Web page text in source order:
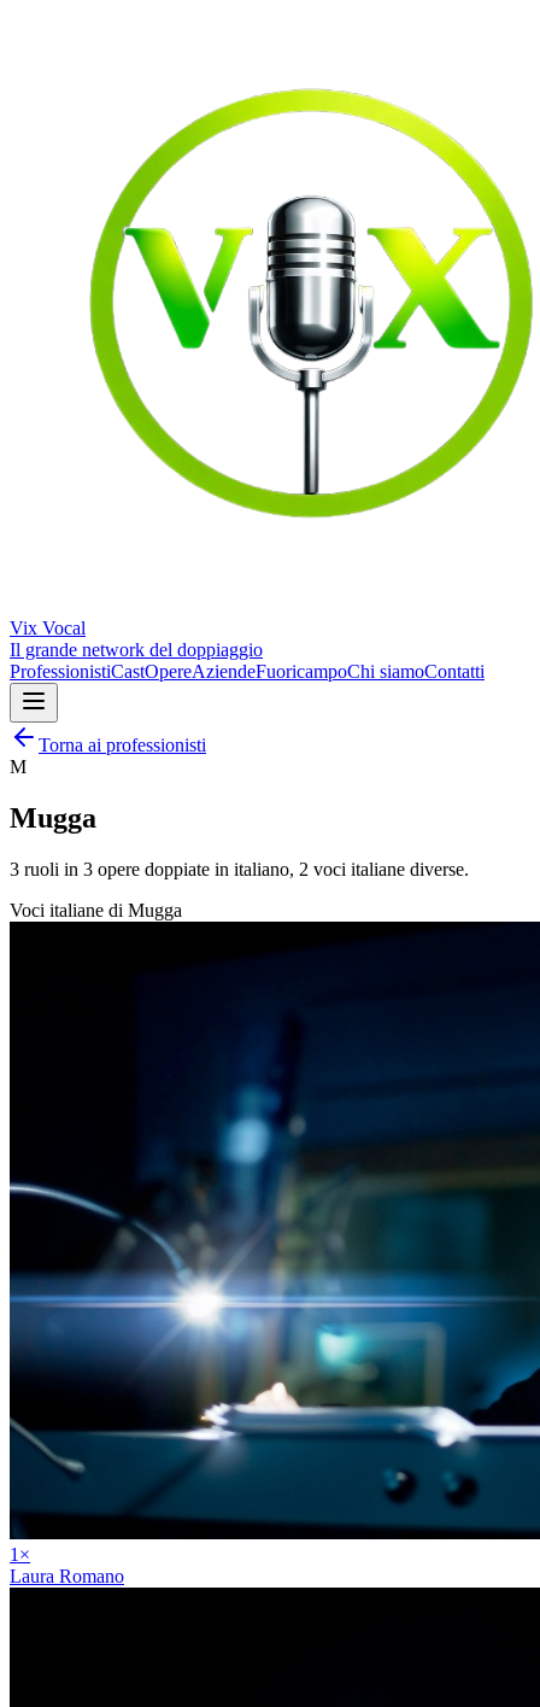
Vix Vocal
Il grande network del doppiaggio
ProfessionistiCastOpereAziendeFuoricampoChi siamoContatti
Torna ai professionisti
M
Mugga
3 ruoli in 3 opere doppiate in italiano, 2 voci italiane diverse.
Voci italiane di Mugga
1 ×
Laura Romano